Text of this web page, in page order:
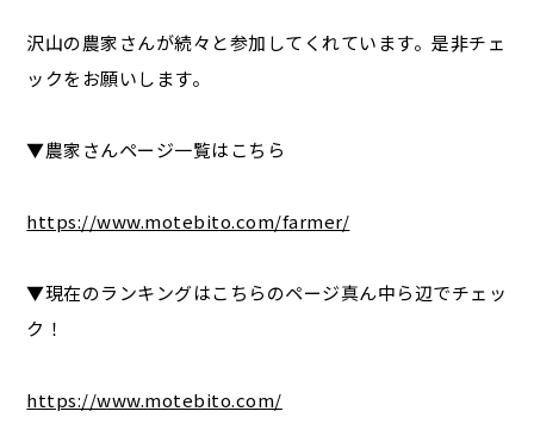
沢山の農家さんが続々と参加してくれています。是非チェ
ックをお願いします。
▼農家さんページ一覧はこちら
https://www.motebito.com/farmer/
▼現在のランキングはこちらのページ真ん中ら辺でチェッ
ク！
https://www.motebito.com/